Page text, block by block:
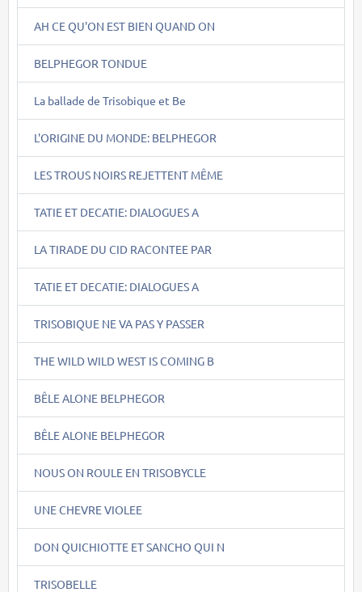
AH CE QU'ON EST BIEN QUAND ON
BELPHEGOR TONDUE
La ballade de Trisobique et Be
L'ORIGINE DU MONDE: BELPHEGOR
LES TROUS NOIRS REJETTENT MÊME
TATIE ET DECATIE: DIALOGUES A
LA TIRADE DU CID RACONTEE PAR
TATIE ET DECATIE: DIALOGUES A
TRISOBIQUE NE VA PAS Y PASSER
THE WILD WILD WEST IS COMING B
BÊLE ALONE BELPHEGOR
BÊLE ALONE BELPHEGOR
NOUS ON ROULE EN TRISOBYCLE
UNE CHEVRE VIOLEE
DON QUICHIOTTE ET SANCHO QUI N
TRISOBELLE